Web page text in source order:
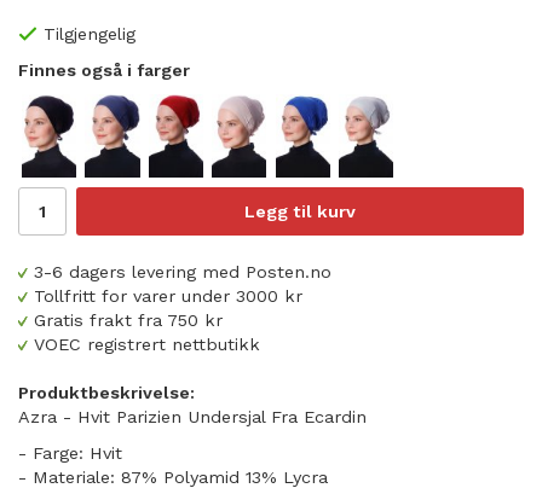
Tilgjengelig
Finnes også i farger
Legg til kurv
3-6 dagers levering med Posten.no
Tollfritt for varer under 3000 kr
Gratis frakt fra 750 kr
VOEC registrert nettbutikk
Produktbeskrivelse:
Azra - Hvit Parizien Undersjal Fra Ecardin
- Farge: Hvit
- Materiale: 87% Polyamid 13% Lycra